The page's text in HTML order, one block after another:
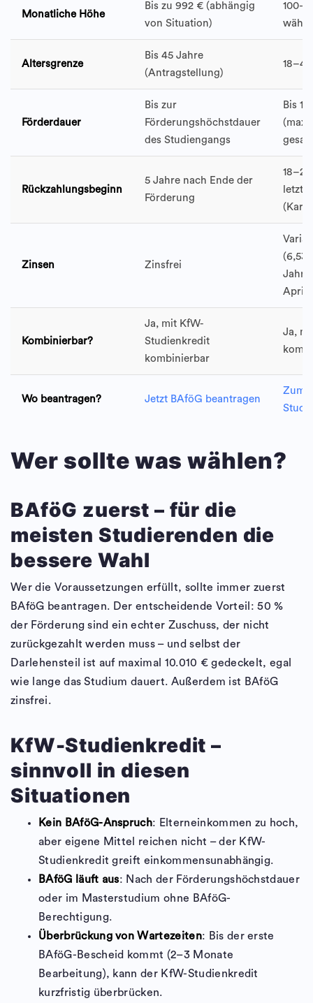
Monatliche Höhe
Bis zu 992 € (abhängig
von Situation)
Altersgrenze
Bis 45 Jahre
(Antragstellung)
Förderdauer
Bis zur
Förderungshöchstdauer
des Studiengangs
Bis
(max.
Rückzahlungsbeginn
5 Jahre nach Ende der
Förderung
Zinsen Zinsfrei
(6,53
April
Kombinierbar?
Ja, mit KfW-
Studienkredit
kombinierbar
Ja,
Wo beantragen? Jetzt BAföG beantragen
Zum
Wer sollte was wählen?
BAföG zuerst – für die
meisten Studierenden die
bessere Wahl
Wer die Voraussetzungen erfüllt, sollte immer zuerst
BAföG beantragen. Der entscheidende Vorteil: 50 %
der Förderung sind ein echter Zuschuss, der nicht
zurückgezahlt werden muss – und selbst der
Darlehensteil ist auf maximal 10.010 € gedeckelt, egal
wie lange das Studium dauert. Außerdem ist BAföG
zinsfrei.
KfW-Studienkredit –
sinnvoll in diesen
Situationen
Kein BAföG-Anspruch: Elterneinkommen zu hoch,
aber eigene Mittel reichen nicht – der KfW-
Studienkredit greift einkommensunabhängig.
BAföG läuft aus: Nach der Förderungshöchstdauer
oder im Masterstudium ohne BAföG-
Berechtigung.
Überbrückung von Wartezeiten: Bis der erste
BAföG-Bescheid kommt (2–3 Monate
Bearbeitung), kann der KfW-Studienkredit
kurzfristig überbrücken.